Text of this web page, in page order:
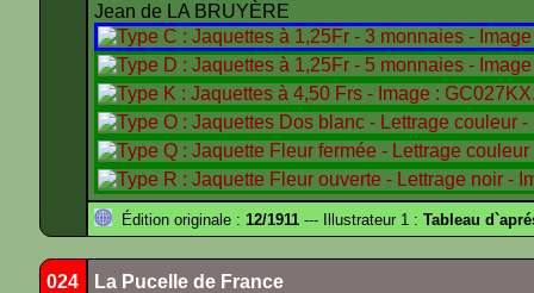
Jean de LA BRUYÈRE
Édition originale : 12/1911 --- Illustrateur 1 : Tableau
024 La Pucelle de France